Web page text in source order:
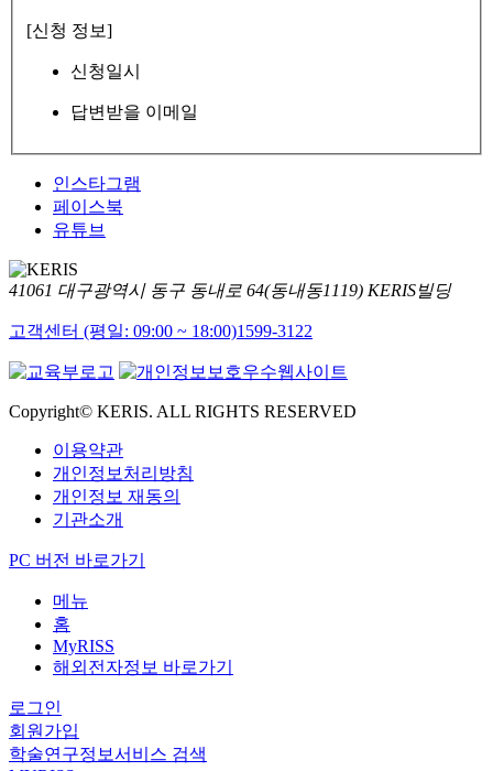
[신청 정보]
신청일시
답변받을 이메일
인스타그램
페이스북
유튜브
41061 대구광역시 동구 동내로 64(동내동1119) KERIS빌딩
고객센터 (평일: 09:00 ~ 18:00)1599-3122
Copyright© KERIS. ALL RIGHTS RESERVED
이용약관
개인정보처리방침
개인정보 재동의
기관소개
PC 버전 바로가기
메뉴
홈
MyRISS
해외전자정보 바로가기
로그인
회원가입
학술연구정보서비스 검색